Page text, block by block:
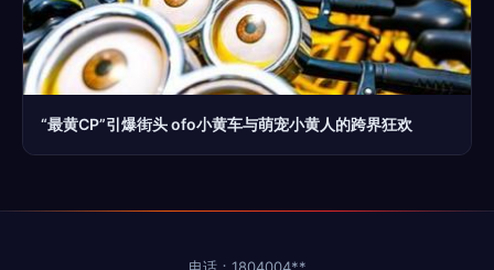
“最黄CP”引爆街头 ofo小黄车与萌宠小黄人的跨界狂欢